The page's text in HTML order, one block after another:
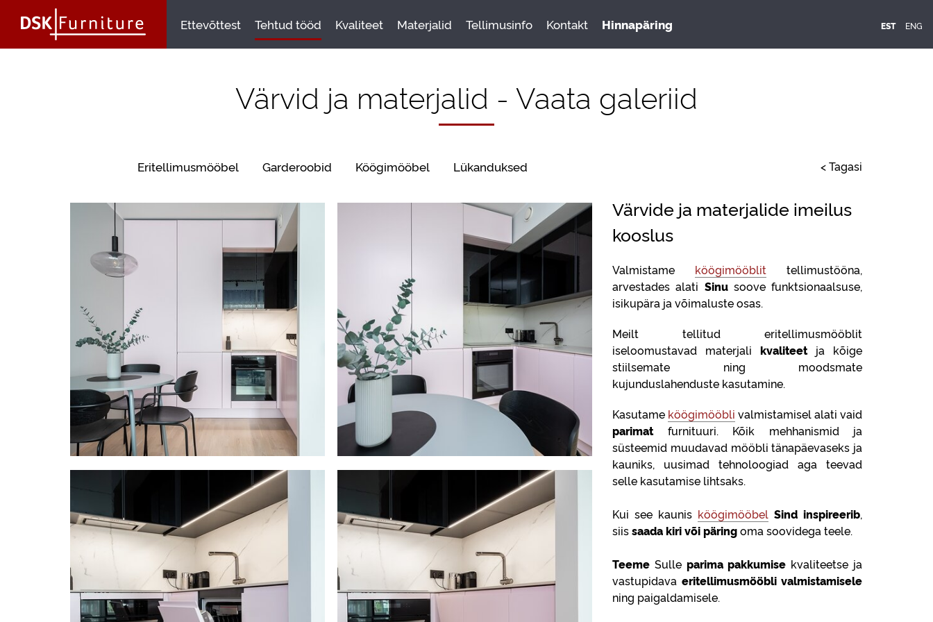
Ettevõttest Tehtud tööd Kvaliteet Materjalid Tellimusinfo Kontakt Hinnapäring EST ENG
Värvid ja materjalid - Vaata galeriid
Eritellimusmööbel Garderoobid Köögimööbel Lükanduksed < Tagasi
Värvide ja materjalide imeilus
kooslus
Valmistame köögimööblit tellimustööna,
arvestades alati Sinusoove funktsionaalsuse,
isikupära ja võimaluste osas.
Meilt tellitud eritellimusmööblit
iseloomustavad materjali kvaliteet ja kõige
stiilsemate ning moodsmate
kujunduslahenduste kasutamine.
Kasutame köögimööbli valmistamisel alati vaid
parimatfurnituuri. Kõik mehhanismid ja
süsteemid muudavad mööbli tänapäevaseks ja
kauniks, uusimad tehnoloogiad aga teevad
selle kasutamise lihtsaks.
Kui see kaunis köögimööbel Sind inspireerib,
siissaada kiri või päringoma soovidega teele.
Teeme Sulle parima pakkumise kvaliteetse ja
vastupidava eritellimusmööbli valmistamisele
ning paigaldamisele.